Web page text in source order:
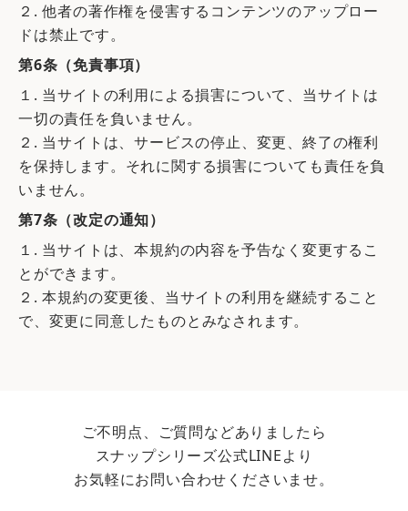
２. 他者の著作権を侵害するコンテンツのアップロー
ドは禁止です。
第6条（免責事項）
１. 当サイトの利用による損害について、当サイトは
一切の責任を負いません。
２. 当サイトは、サービスの停止、変更、終了の権利
を保持します。それに関する損害についても責任を負
いません。
第7条（改定の通知）
１. 当サイトは、本規約の内容を予告なく変更するこ
とができます。
２. 本規約の変更後、当サイトの利用を継続すること
で、変更に同意したものとみなされます。
ご不明点、ご質問などありましたら
スナップシリーズ公式LINEより
お気軽にお問い合わせくださいませ。